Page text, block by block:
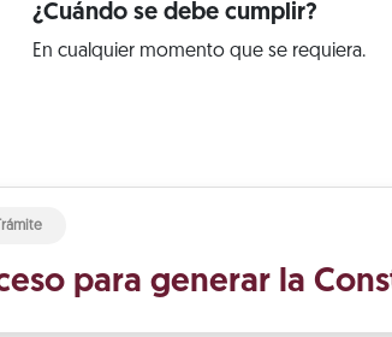
¿Cuándo se debe cumplir?
En cualquier momento que se requiera.
Trámite
para generar la